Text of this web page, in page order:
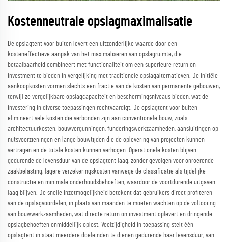
Kostenneutrale opslagmaximalisatie
De opslagtent voor buiten levert een uitzonderlijke waarde door een
kosteneffectieve aanpak van het maximaliseren van opslagruimte, die
betaalbaarheid combineert met functionaliteit om een superieure return on
investment te bieden in vergelijking met traditionele opslagalternatieven. De initiële
aankoopkosten vormen slechts een fractie van de kosten van permanente gebouwen,
terwijl ze vergelijkbare opslagcapaciteit en beschermingsniveaus bieden, wat de
investering in diverse toepassingen rechtvaardigt. De opslagtent voor buiten
elimineert vele kosten die verbonden zijn aan conventionele bouw, zoals
architectuurkosten, bouwvergunningen, funderingswerkzaamheden, aansluitingen op
nutsvoorzieningen en lange bouwtijden die de oplevering van projecten kunnen
vertragen en de totale kosten kunnen verhogen. Operationele kosten blijven
gedurende de levensduur van de opslagtent laag, zonder gevolgen voor onroerende
zaakbelasting, lagere verzekeringskosten vanwege de classificatie als tijdelijke
constructie en minimale onderhoudsbehoeften, waardoor de voortdurende uitgaven
laag blijven. De snelle inzetmogelijkheid betekent dat gebruikers direct profiteren
van de opslagvoordelen, in plaats van maanden te moeten wachten op de voltooiing
van bouwwerkzaamheden, wat directe return on investment oplevert en dringende
opslagbehoeften onmiddellijk oplost. Veelzijdigheid in toepassing stelt één
opslagtent in staat meerdere doeleinden te dienen gedurende haar levensduur, van